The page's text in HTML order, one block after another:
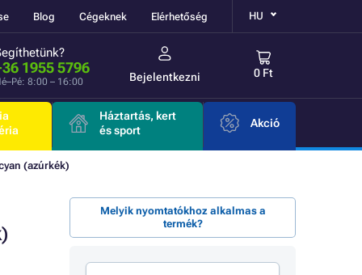
Blog Cégeknek Elérhetőség HU
1955 5796
8:00 – 16:00 Bejelentkezni 0 Ft
Háztartás, kert
és sport
Akció
(azúrkék)
Melyik nyomtatókhoz alkalmas a
termék?